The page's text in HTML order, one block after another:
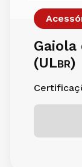
Gaiola
(ULBR)